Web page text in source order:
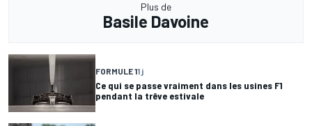
Plus de
Basile Davoine
FORMULE 11 j
Ce qui se passe vraiment dans les usines F1
pendant la trêve estivale